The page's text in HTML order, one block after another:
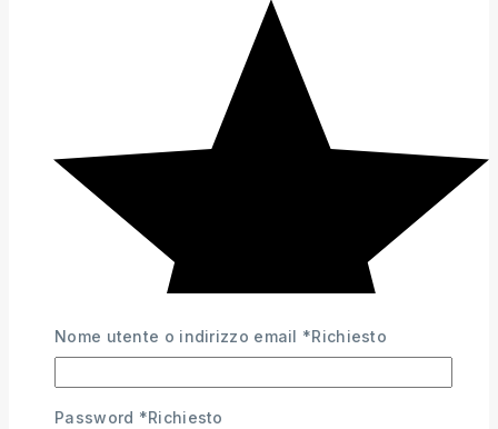
Nome utente o indirizzo email *Richiesto
Password *Richiesto